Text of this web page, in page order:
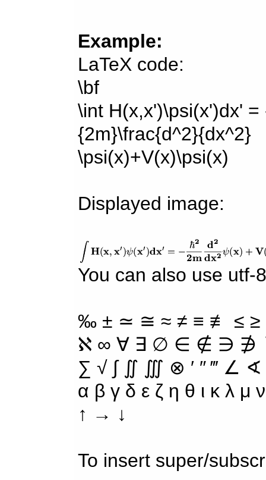
Example:
LaTeX code:
\bf
\int H(x,x')\psi(x')dx'
{2m}\frac{d^2}{dx^2}
\psi(x)+V(x)\psi(x)
Displayed image:
You can also use utf-
‰ ± ≃ ≅ ≈ ≠ ≡ ≢ ≤
ℵ ∞ ∀ ∃ ∅ ∈ ∉ ∋ ∌
∑ √ ∫ ∬ ∭ ⊗ ′ ″ ‴ ∠
α β γ δ ε ζ η θ ι κ λ
↑ → ↓
To insert super/